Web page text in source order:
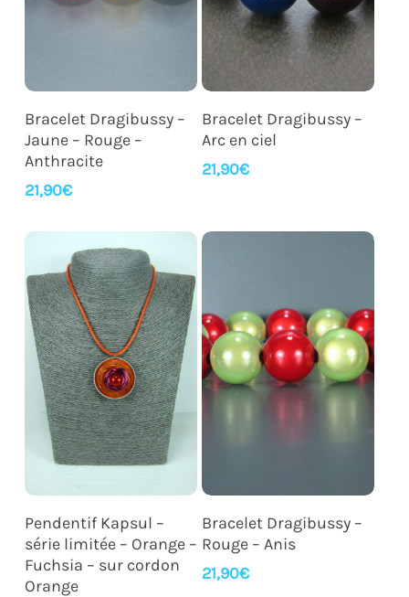
Ajouter Au Panier
Bracelet Dragibussy –
Jaune – Rouge –
Anthracite
21,90€
Ajouter Au Panier
Bracelet Dragibussy –
Arc en ciel
21,90€
Ajouter Au Panier
Pendentif Kapsul –
série limitée – Orange –
Fuchsia – sur cordon
Orange
Ajouter Au Panier
Bracelet Dragibussy –
Rouge – Anis
21,90€